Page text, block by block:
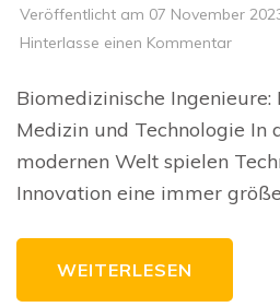
Veröffentlicht am 07 November
Hinterlasse einen Kommentarzu
Rolle
Biomedizinische
Medizin und Technologie In
modernen Welt spielen
Innovation eine immer
WEITERLESEN